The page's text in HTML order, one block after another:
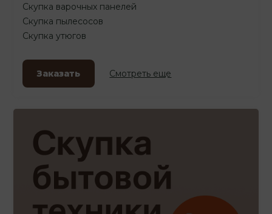
Скупка варочных панелей
Скупка пылесосов
Скупка утюгов
Заказать Смотреть еще